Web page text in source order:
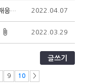
2022년도 1차 1·2·3급 국제태권도사범 자격 재응심 안내 2022.04.07
2022.03.29
글쓰기
9 10 >